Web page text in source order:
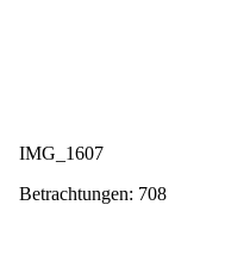
IMG_1607
Betrachtungen: 708